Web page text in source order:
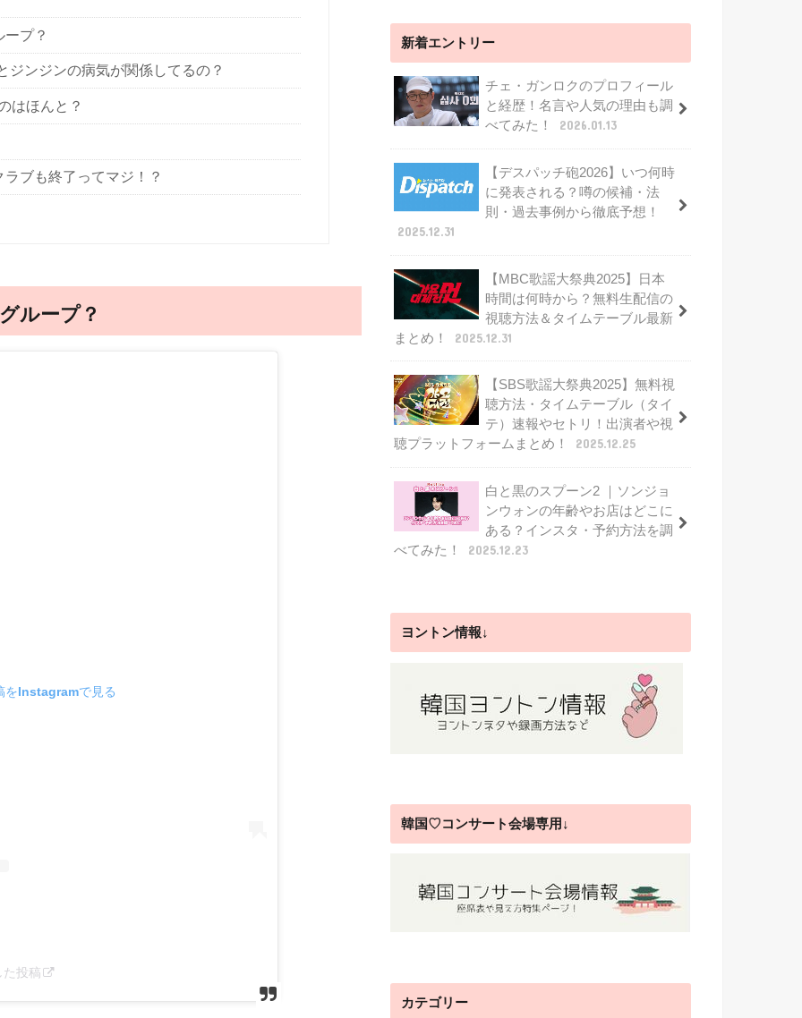
プ？
ンジンの病気が関係してるの？
はほんと？
ブも終了ってマジ！？
ループ？
をInstagramで見る
た投稿
新着エントリー
チェ・ガンロクのプロフィール
と経歴！名言や人気の理由も調
べてみた！
2026.01.13
【デスパッチ砲2026】いつ何時
に発表される？噂の候補・法
則・過去事例から徹底予想！
2025.12.31
【MBC歌謡大祭典2025】日本
時間は何時から？無料生配信の
視聴方法＆タイムテーブル最新
まとめ！
2025.12.31
【SBS歌謡大祭典2025】無料視
聴方法・タイムテーブル（タイ
テ）速報やセトリ！出演者や視
聴プラットフォームまとめ！
2025.12.25
白と黒のスプーン2 ｜ソンジョ
ンウォンの年齢やお店はどこに
ある？インスタ・予約方法を調
べてみた！
2025.12.23
ヨントン情報↓
韓国♡コンサート会場専用↓
カテゴリー